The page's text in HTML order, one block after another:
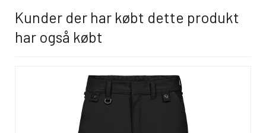
Kunder der har købt dette produkt
har også købt